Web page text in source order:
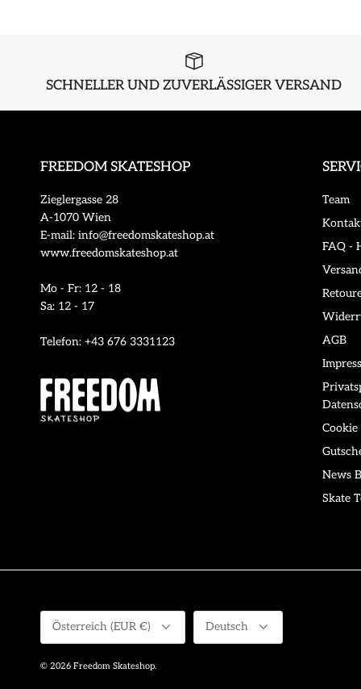
SCHNELLER UND ZUVERLÄSSIGER VERSAND
FREEDOM SKATESHOP
Zieglergasse 28
A-1070 Wien
E-mail: info@freedomskateshop.at
www.freedomskateshop.at
Mo - Fr: 12 - 18
Sa: 12 - 17
Telefon: +43 676 3331123
Team
FAQ -
AGB
News
Skate
Währung
Österreich (EUR €)
Sprache
Deutsch
© 2026 Freedom Skateshop.